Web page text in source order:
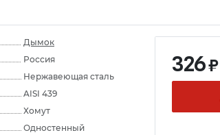
Дымок
Россия
Нержавеющая сталь
AISI 439
Хомут
Одностенный
326₽